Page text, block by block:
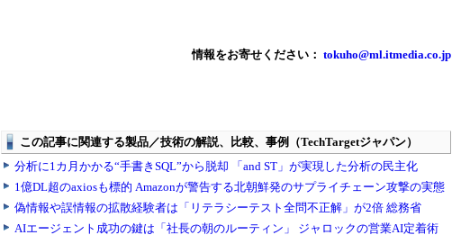
情報をお寄せください： tokuho@ml.itmedia.co.jp